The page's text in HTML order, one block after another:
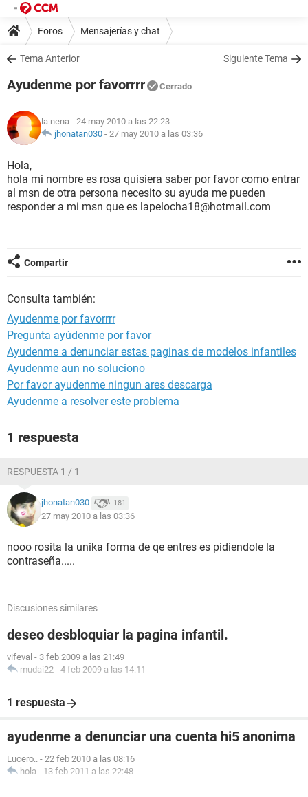
Foros Mensajerías y chat
Tema Anterior Siguiente Tema
Ayudenme por favorrrr Cerrado
la nena - 24 may 2010 a las 22:23
jhonatan030 - 27 may 2010 a las 03:36
Hola,
hola mi nombre es rosa quisiera saber por favor como entrar
al msn de otra persona necesito su ayuda me pueden
responder a mi msn que es lapelocha18@hotmail.com
Compartir
Consulta también:
Ayudenme por favorrrr
Pregunta ayúdenme por favor
Ayudenme a denunciar estas paginas de modelos infantiles
Ayudenme aun no soluciono
Por favor ayudenme ningun ares descarga
Ayudenme a resolver este problema
1 respuesta
RESPUESTA 1 / 1
jhonatan030 181
27 may 2010 a las 03:36
nooo rosita la unika forma de qe entres es pidiendole la
contraseña.....
Discusiones similares
deseo desbloquiar la pagina infantil.
vifeval - 3 feb 2009 a las 21:49
mudai22 - 4 feb 2009 a las 14:11
1 respuesta
ayudenme a denunciar una cuenta hi5 anonima
Lucero.. - 22 feb 2010 a las 08:16
hola - 13 feb 2011 a las 22:48